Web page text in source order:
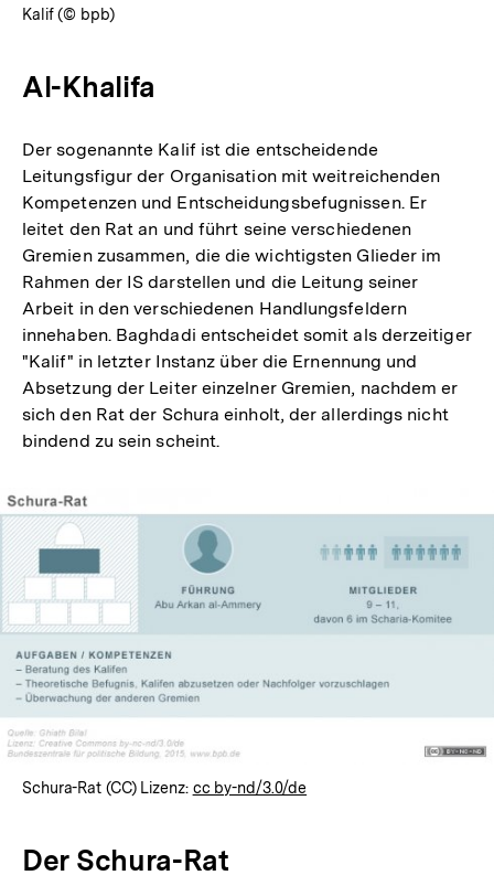
Kalif (© bpb)
Al-Khalifa
Der sogenannte Kalif ist die entscheidende
Leitungsfigur der Organisation mit weitreichenden
Kompetenzen und Entscheidungsbefugnissen. Er
leitet den Rat an und führt seine verschiedenen
Gremien zusammen, die die wichtigsten Glieder im
Rahmen der IS darstellen und die Leitung seiner
Arbeit in den verschiedenen Handlungsfeldern
innehaben. Baghdadi entscheidet somit als derzeitiger
"Kalif" in letzter Instanz über die Ernennung und
Absetzung der Leiter einzelner Gremien, nachdem er
sich den Rat der Schura einholt, der allerdings nicht
bindend zu sein scheint.
Schura-Rat (CC) Lizenz: cc by-nd/3.0/de
Der Schura-Rat